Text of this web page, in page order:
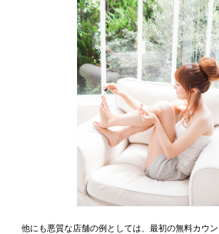
他にも悪質な店舗の例としては、最初の無料カウ